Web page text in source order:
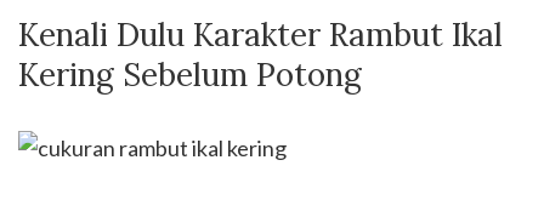
Kenali Dulu Karakter Rambut Ikal
Kering Sebelum Potong